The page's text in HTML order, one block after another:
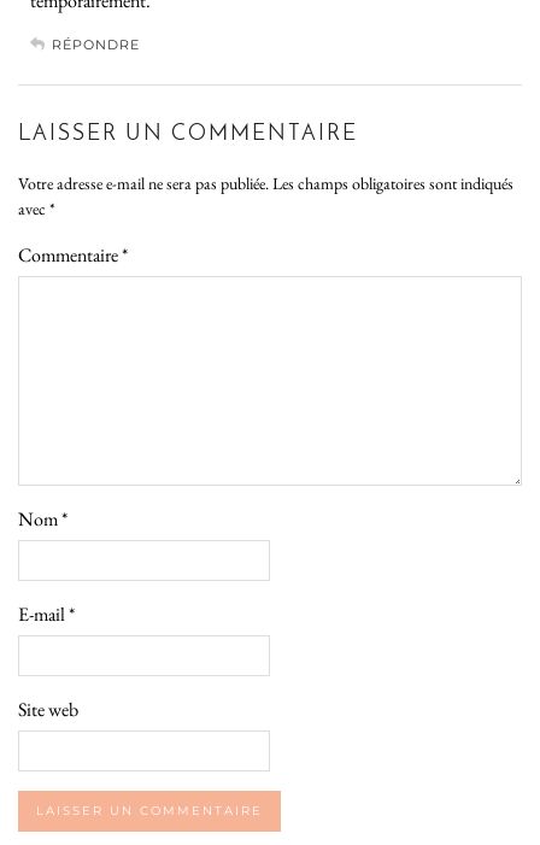
RÉPONDRE
LAISSER UN COMMENTAIRE
Votre adresse e-mail ne sera pas publiée.Les champs obligatoires sont indiqués
avec *
Commentaire*
Nom*
E-mail*
Site web